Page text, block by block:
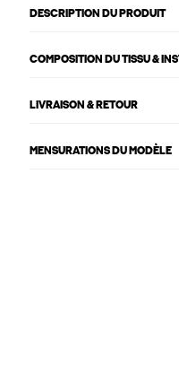
DESCRIPTION DU PRODUIT
COMPOSITION DU TISSU &
LIVRAISON & RETOUR
MENSURATIONS DU MODÈLE